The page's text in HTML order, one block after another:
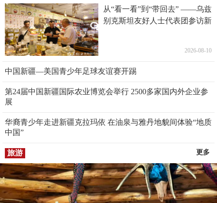
从“看一看”到“带回去” ——乌兹
别克斯坦友好人士代表团参访新
2026-08-10
中国新疆—美国青少年足球友谊赛开踢
第24届中国新疆国际农业博览会举行 2500多家国内外企业参
展
华裔青少年走进新疆克拉玛依 在油泉与雅丹地貌间体验“地质
中国”
旅游 更多